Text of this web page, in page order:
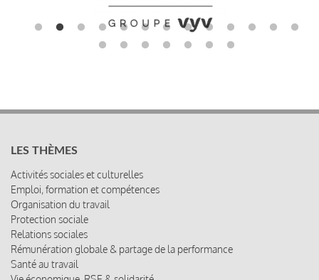
LES THÈMES
Activités sociales et culturelles
Emploi, formation et compétences
Organisation du travail
Protection sociale
Relations sociales
Rémunération globale & partage de la performance
Santé au travail